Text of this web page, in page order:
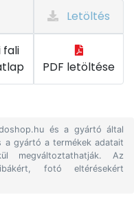
Letöltés
fali
PDF letöltése
és a gyártó által
a gyártó a termékek adatait
megváltoztathatják. Az
fotó eltérésekért